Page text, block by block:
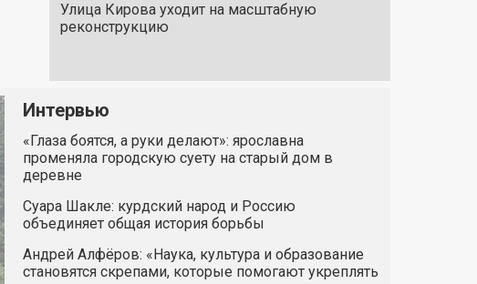
Улица Кирова уходит на масштабную
реконструкцию
Интервью
«Глаза боятся, а руки делают»: ярославна
променяла городскую суету на старый дом в
деревне
Суара Шакле: курдский народ и Россию
объединяет общая история борьбы
Андрей Алфёров: «Наука, культура и образование
становятся скрепами, которые помогают укреплять